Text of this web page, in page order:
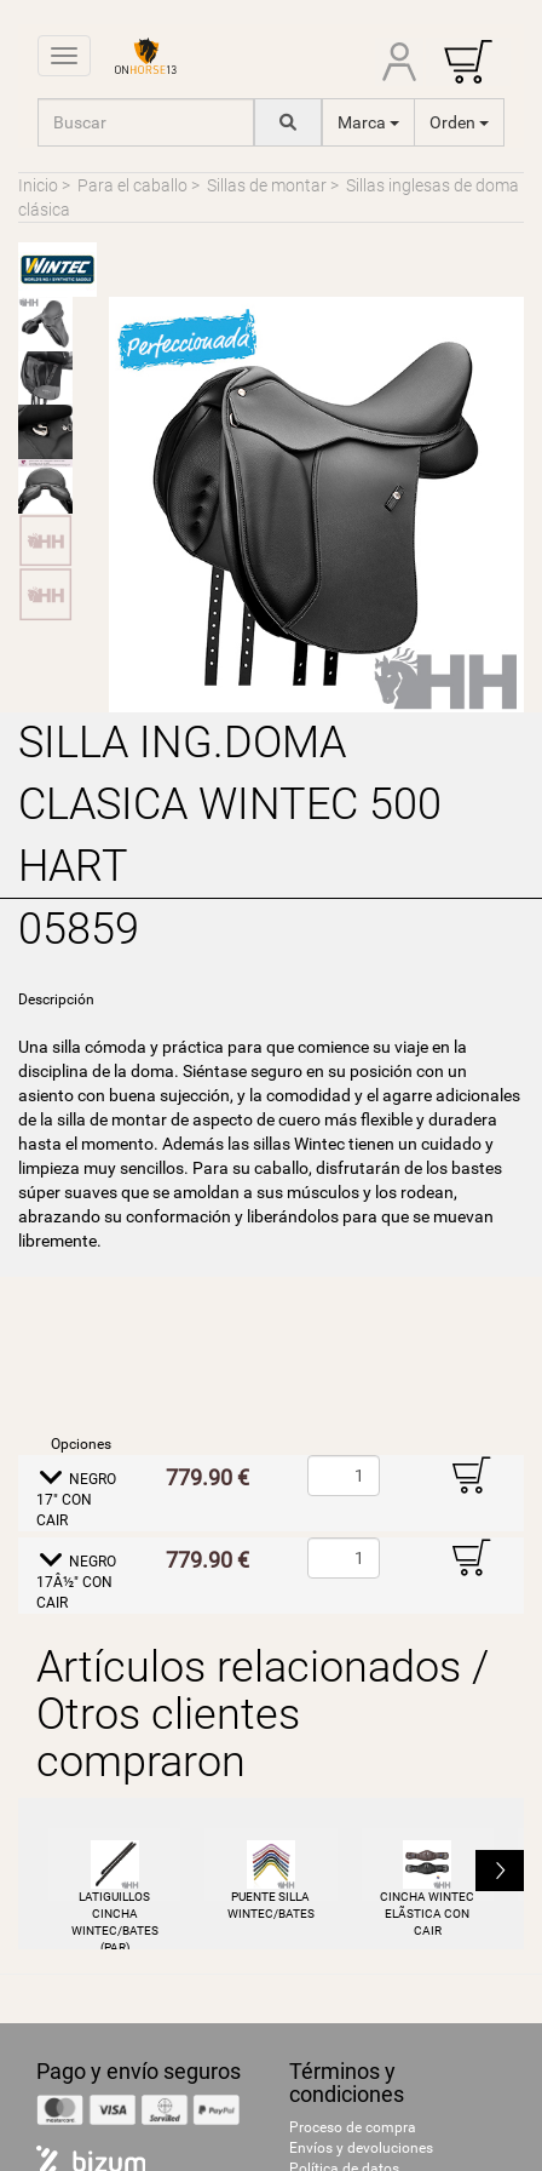
Toggle navigation
Marca Orden
Inicio > Para el caballo > Sillas de montar > Sillas inglesas de doma
clásica
SILLA ING.DOMA
CLASICA WINTEC 500
HART
05859
Descripción
Una silla cómoda y práctica para que comience su viaje en la
disciplina de la doma. Siéntase seguro en su posición con un
asiento con buena sujección, y la comodidad y el agarre adicionales
de la silla de montar de aspecto de cuero más flexible y duradera
hasta el momento. Además las sillas Wintec tienen un cuidado y
limpieza muy sencillos. Para su caballo, disfrutarán de los bastes
súper suaves que se amoldan a sus músculos y los rodean,
abrazando su conformación y liberándolos para que se muevan
libremente.
Opciones
E NEGRO
17" CON
CAIR
779.90 € B
E NEGRO
17Â½" CON
CAIR
779.90 € B
Artículos relacionados /
Otros clientes
compraron
LATIGUILLOS
CINCHA
WINTEC/BATES
(PAR)
PUENTE SILLA
WINTEC/BATES
CINCHA WINTEC
ELÃSTICA CON
CAIR
L
Pago y envío seguros
Términos y
condiciones
Proceso de compra
Envíos y devoluciones